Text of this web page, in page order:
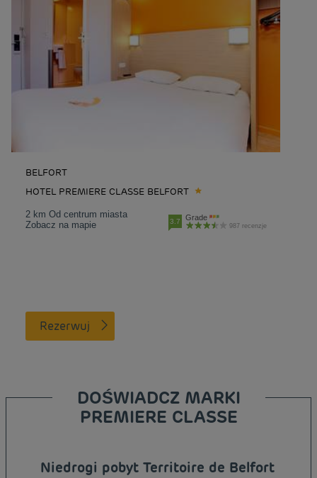
BELFORT
HOTEL PREMIERE CLASSE BELFORT
2 km Od centrum miasta
Zobacz na mapie
3.7 Grade
987 recenzje
Rezerwuj
DOŚWIADCZ MARKI
PREMIERE CLASSE
Niedrogi pobyt Territoire de Belfort